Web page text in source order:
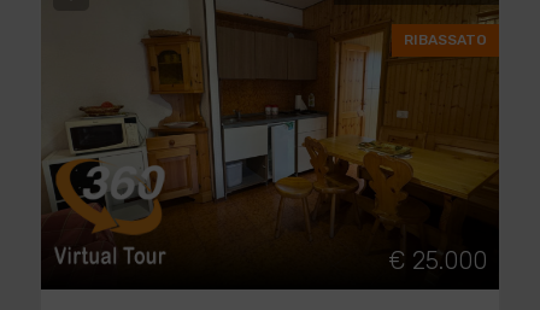
RIBASSATO
€ 25.000